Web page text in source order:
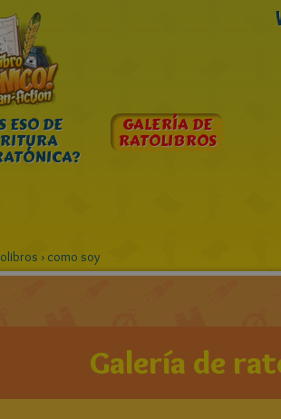
ESO DE GALERÍA DE
RATOLIBROS
› como soy
Galería de